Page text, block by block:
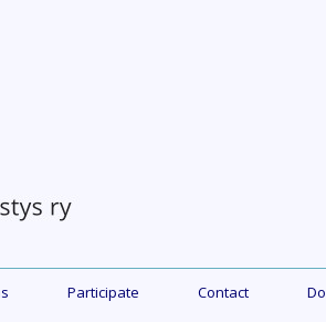
Participate Contact